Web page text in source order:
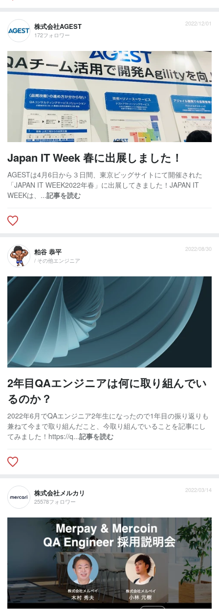
株式会社AGEST
172フォロワー
2022/12/01
Japan IT Week 春に出展しました！
AGESTは4月6日から３日間、東京ビッグサイトにて開催された
「JAPAN IT WEEK2022年春」に出展してきました！JAPAN IT
WEEKは、...記事を読む
粕谷 恭平
/ その他エンジニア
2022/08/30
2年目QAエンジニアは何に取り組んでい
るのか？
2022年6月でQAエンジニア2年生になったので1年目の振り返りも
兼ねて今まで取り組んだこと、今取り組んでいることを記事にし
てみました！https://q...記事を読む
株式会社メルカリ
25578フォロワー
2022/03/14